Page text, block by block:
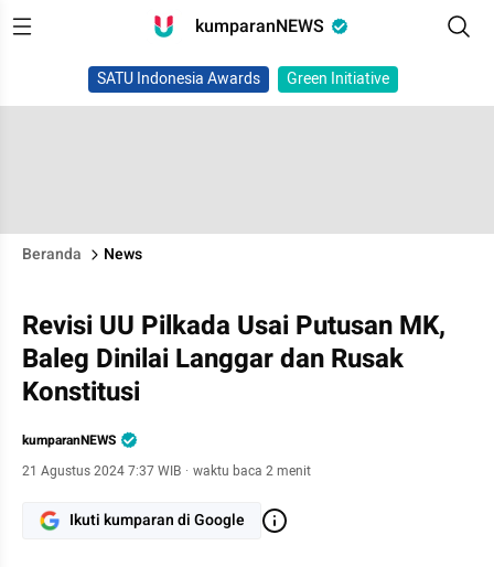
kumparanNEWS
SATU Indonesia Awards Green Initiative
Beranda News
Revisi UU Pilkada Usai Putusan MK,
Baleg Dinilai Langgar dan Rusak
Konstitusi
kumparanNEWS
21 Agustus 2024 7:37 WIB · waktu baca 2 menit
Ikuti kumparan di Google